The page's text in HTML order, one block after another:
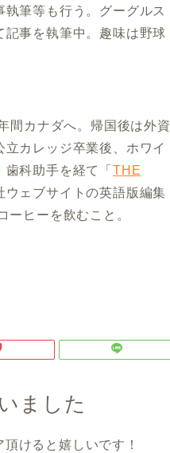
筆等も行う。グーグルス
記事を執筆中。趣味は野球
間カナダへ。帰国後は外資
カレッジ卒業後、ホワイ
科助手を経て「 THE
ウェブサイトの英語版編集
ーヒーを飲むこと。
ました
けると嬉しいです！